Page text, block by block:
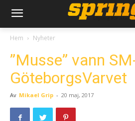
Hem Nyheter
”Musse” vann
GöteborgsVarvet
Av Mikael Grip - 20 maj, 2017